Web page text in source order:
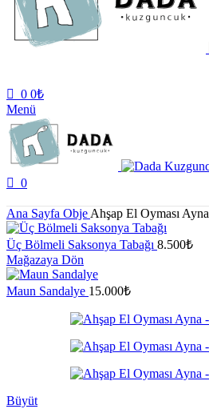
0 0₺
Menü
0
Ana Sayfa Obje Ahşap El Oyması Ayna
Üç Bölmeli Saksonya Tabağı 8.500₺
Mağazaya Dön
Maun Sandalye 15.000₺
Büyüt